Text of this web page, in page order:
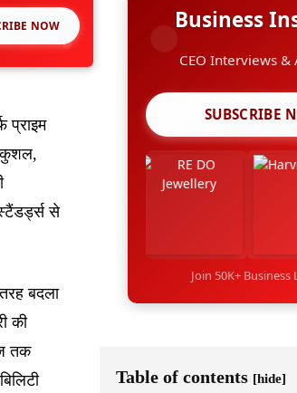
NOW
प्राइम
कुशल,
से
बदला
की
तक
Business
CEO Interviews &
SUBSCRIBE
Join 50K+ Business
Table of contents [hide]